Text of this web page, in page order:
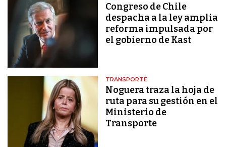
Congreso de Chile
despacha a la ley amplia
reforma impulsada por
el gobierno de Kast
TRANSPORTE
Noguera traza la hoja de
ruta para su gestión en el
Ministerio de
Transporte